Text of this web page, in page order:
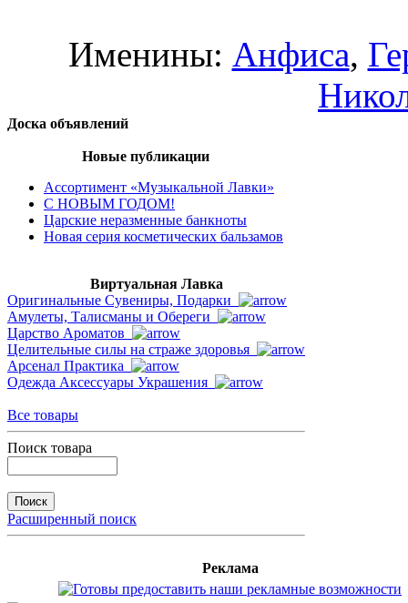
Именины: Анфиса,
Доска объявлений
Новые публикации
Ассортимент «Музыкальной Лавки»
С НОВЫМ ГОДОМ!
Царские неразменные банкноты
Новая серия косметических бальзамов
Виртуальная Лавка
Оригинальные Сувениры, Подарки
Амулеты, Талисманы и Обереги
Царство Ароматов
Целительные силы на страже здоровья
Арсенал Практика
Одежда Аксессуары Украшения
Все товары
Поиск товара
Расширенный поиск
Реклама